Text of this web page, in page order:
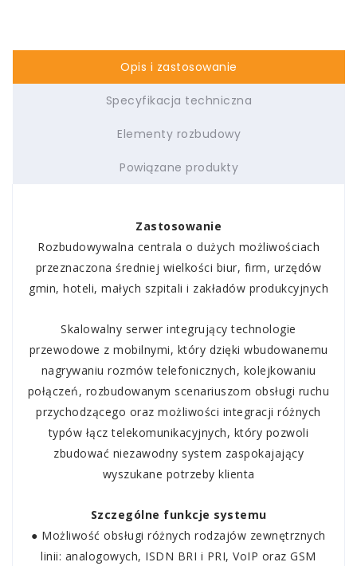
Opis i zastosowanie
Specyfikacja techniczna
Elementy rozbudowy
Powiązane produkty
Zastosowanie
Rozbudowywalna centrala o dużych możliwościach
przeznaczona średniej wielkości biur, firm, urzędów
gmin, hoteli, małych szpitali i zakładów produkcyjnych
Skalowalny serwer integrujący technologie
przewodowe z mobilnymi, który dzięki wbudowanemu
nagrywaniu rozmów telefonicznych, kolejkowaniu
połączeń, rozbudowanym scenariuszom obsługi ruchu
przychodzącego oraz możliwości integracji różnych
typów łącz telekomunikacyjnych, który pozwoli
zbudować niezawodny system zaspokajający
wyszukane potrzeby klienta
Szczególne funkcje systemu
● Możliwość obsługi różnych rodzajów zewnętrznych
linii: analogowych, ISDN BRI i PRI, VoIP oraz GSM